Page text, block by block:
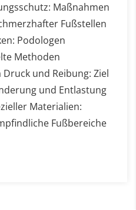
Maßnahmen
Fußstellen
Podologen
Methoden
und Reibung: Ziel
und Entlastung
Materialien:
Fußbereiche